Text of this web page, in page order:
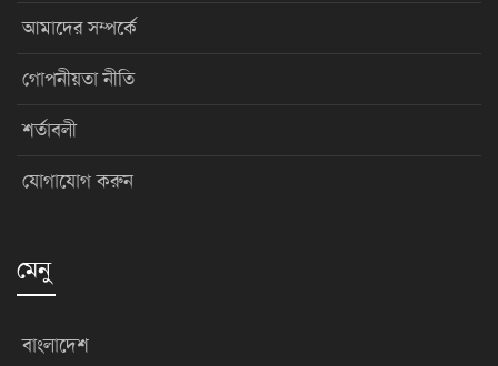
আমাদের সম্পর্কে
গোপনীয়তা নীতি
শর্তাবলী
যোগাযোগ করুন
মেনু
বাংলাদেশ